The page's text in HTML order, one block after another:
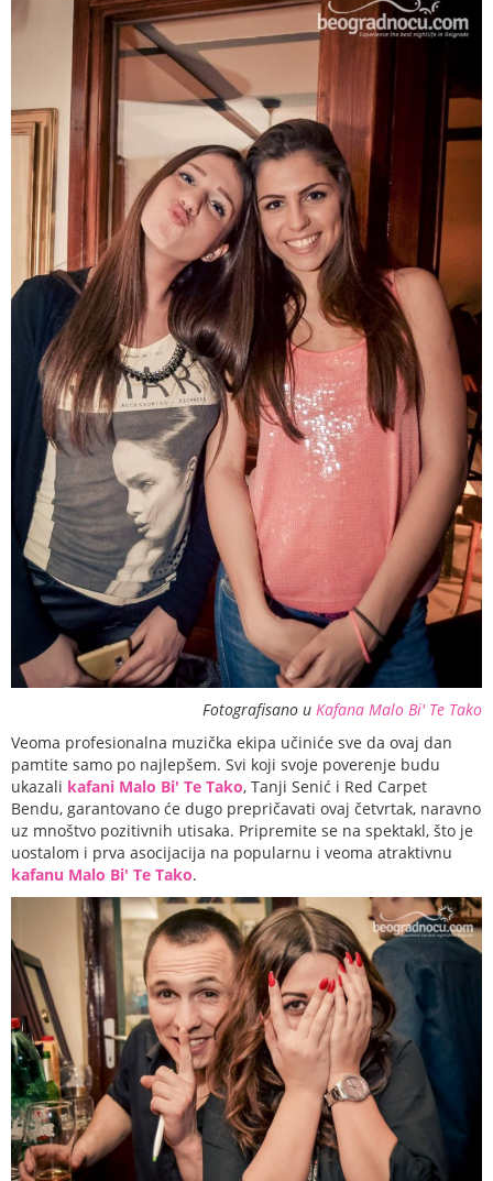
Fotografisano u Kafana Malo Bi' Te Tako
Veoma profesionalna muzička ekipa učiniće sve da ovaj dan
pamtite samo po najlepšem. Svi koji svoje poverenje budu
ukazali kafani Malo Bi' Te Tako, Tanji Senić i Red Carpet
Bendu, garantovano će dugo prepričavati ovaj četvrtak, naravno
uz mnoštvo pozitivnih utisaka. Pripremite se na spektakl, što je
uostalom i prva asocijacija na popularnu i veoma atraktivnu
kafanu Malo Bi' Te Tako.